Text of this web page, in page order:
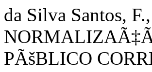
da Silva Santos,
PÃšBLICO